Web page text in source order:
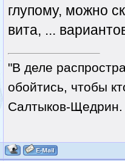
глупому, можно
вита, ...
"В деле
обойтись, чтобы
Салтыков-Щедрин.